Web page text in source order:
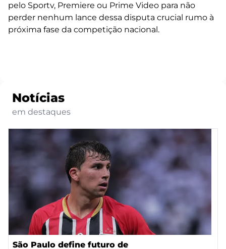
pelo Sportv, Premiere ou Prime Video para não
perder nenhum lance dessa disputa crucial rumo à
próxima fase da competição nacional.
Notícias
em destaques
São Paulo define futuro de